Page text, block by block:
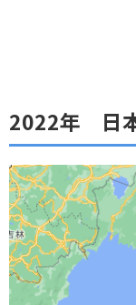
2022年 日